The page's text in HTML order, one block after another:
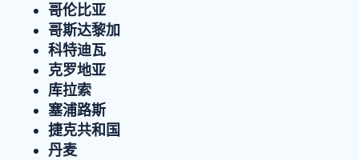
哥伦比亚
哥斯达黎加
科特迪瓦
克罗地亚
库拉索
塞浦路斯
捷克共和国
丹麦